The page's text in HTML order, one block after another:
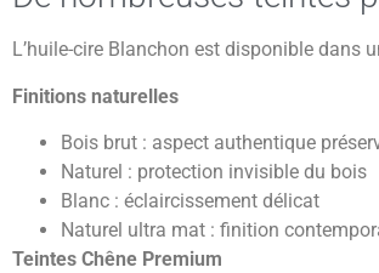
L’huile-cire Blanchon est disponible dans
Finitions naturelles
Bois brut : aspect authentique
Naturel : protection invisible du bois
Blanc : éclaircissement délicat
Naturel ultra mat : finition
Teintes Chêne Premium